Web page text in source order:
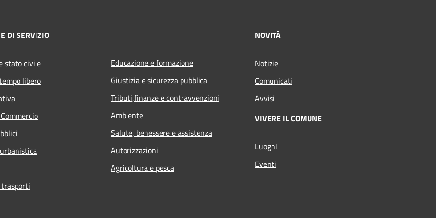
DI SERVIZIO
stato civile
libero
Educazione e formazione
Giustizia e sicurezza pubblica
Tributi,finanze e contravvenzioni
Ambiente
Salute, benessere e assistenza
Autorizzazioni
Agricoltura e pesca
NOVITÀ
Notizie
Comunicati
Avvisi
VIVERE IL COMUNE
Luoghi
Eventi